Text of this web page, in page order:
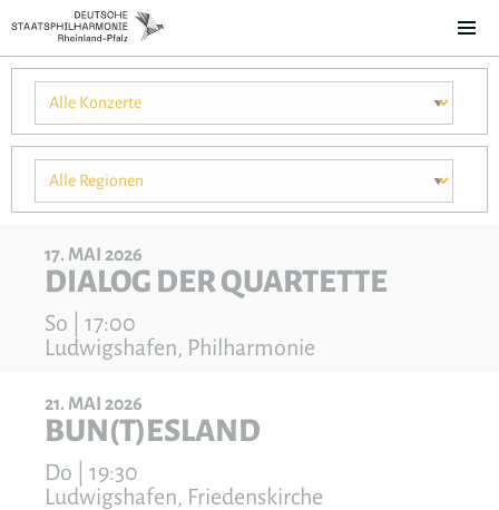
17 MAI 2026
DIALOG DER QUARTETTE
So | 17:00
Ludwigshafen, Philharmonie
21 MAI 2026
BUN(T)ESLAND
Do | 19:30
Ludwigshafen, Friedenskirche